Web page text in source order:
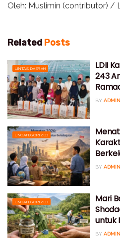
Oleh: Muslimin (contributor) /
Related Posts
LINTAS DAERAH
LDII
243
BY ADMIN
UNCATEGORIZED
BY ADMIN
UNCATEGORIZED
Mari
untuk
BY ADMIN